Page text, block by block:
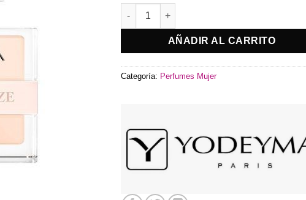
Tendenze de Yodeyma cantidad
AÑADIR AL CARRITO
Categoría: Perfumes Mujer